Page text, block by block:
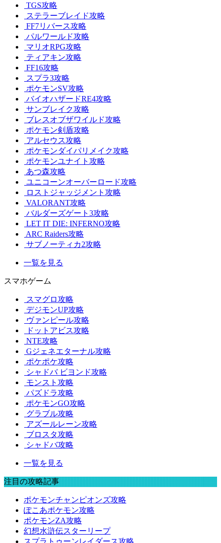
TGS攻略
ステラーブレイド攻略
FF7リバース攻略
パルワールド攻略
マリオRPG攻略
ティアキン攻略
FF16攻略
スプラ3攻略
ポケモンSV攻略
バイオハザードRE4攻略
サンブレイク攻略
ブレスオブザワイルド攻略
ポケモン剣盾攻略
アルセウス攻略
ポケモンダイパリメイク攻略
ポケモンユナイト攻略
あつ森攻略
ユニコーンオーバーロード攻略
ロストジャッジメント攻略
VALORANT攻略
バルダーズゲート3攻略
LET IT DIE: INFERNO攻略
ARC Raiders攻略
サブノーティカ2攻略
一覧を見る
スマホゲーム
スマグロ攻略
デジモンUP攻略
ヴァンピール攻略
ドットアビス攻略
NTE攻略
Gジェネエターナル攻略
ポケポケ攻略
シャドバ ビヨンド攻略
モンスト攻略
パズドラ攻略
ポケモンGO攻略
グラブル攻略
アズールレーン攻略
ブロスタ攻略
シャドバ攻略
一覧を見る
注目の攻略記事
ポケモンチャンピオンズ攻略
ぽこあポケモン攻略
ポケモンZA攻略
幻想水滸伝スターリープ
スプラトゥーンレイダース攻略